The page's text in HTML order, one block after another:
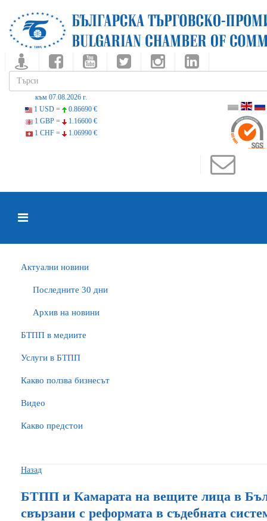
към 07.08.2026 г.
1 USD =
0.86690 €
1 GBP =
1.16600 €
1 CHF =
1.06990 €
Актуални новини
Последните 30 дни
Архив на новини
БTПП в медиите
Услуги в БТПП
Какво ползва бизнесът
Видео
Какво предстои
Назад
БТПП и Камарата на вещите лица в
свързани с реформата в съдебната